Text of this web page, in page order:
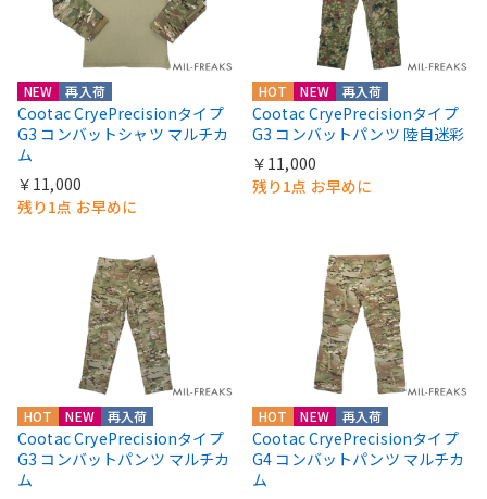
NEW 再入荷
Cootac CryePrecisionタイプ
G3 コンバットシャツ マルチカ
ム
￥11,000
残り1点 お早めに
HOT NEW 再入荷
Cootac CryePrecisionタイプ
G3 コンバットパンツ 陸自迷彩
￥11,000
残り1点 お早めに
HOT NEW 再入荷
Cootac CryePrecisionタイプ
G3 コンバットパンツ マルチカ
ム
HOT NEW 再入荷
Cootac CryePrecisionタイプ
G4 コンバットパンツ マルチカ
ム